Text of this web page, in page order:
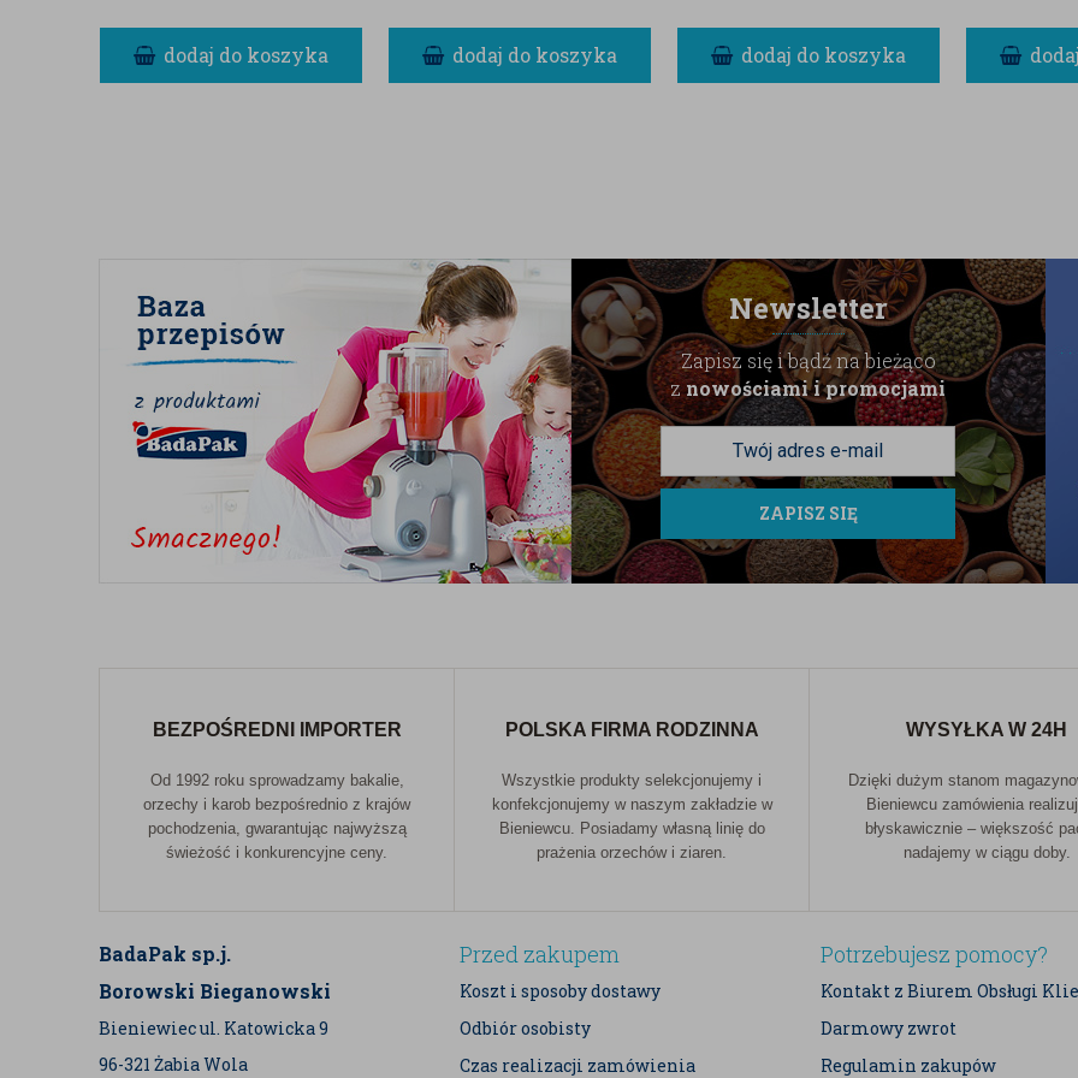
dodaj do koszyka dodaj do koszyka dodaj do koszyka
Newsletter
Zapisz się i bądź na bieżąco
znowościami i promocjami
ZAPISZ SIĘ
BEZPOŚREDNI IMPORTER
Od 1992 roku sprowadzamy bakalie,
orzechy i karob bezpośrednio z krajów
pochodzenia, gwarantując najwyższą
świeżość i konkurencyjne ceny.
POLSKA FIRMA RODZINNA
Wszystkie produkty selekcjonujemy i
konfekcjonujemy w naszym zakładzie w
Bieniewcu. Posiadamy własną linię do
prażenia orzechów i ziaren.
WYSYŁKA W 24H
Dzięki dużym stanom
Bieniewcu zamówienia
błyskawicznie – większość
nadajemy w ciągu doby.
BadaPak sp.j.
Borowski Bieganowski
Bieniewiec ul. Katowicka 9
96-321 Żabia Wola
Przed zakupem
Koszt i sposoby dostawy
Odbiór osobisty
Czas realizacji zamówienia
Potrzebujesz pomocy?
Kontakt z Biurem Obsługi
Darmowy zwrot
Regulamin zakupów